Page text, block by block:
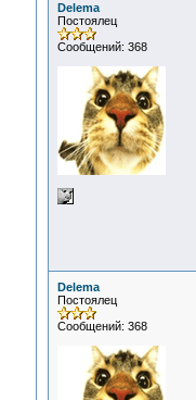
Delema
Постоялец
Сообщений: 368
Delema
Постоялец
Сообщений: 368